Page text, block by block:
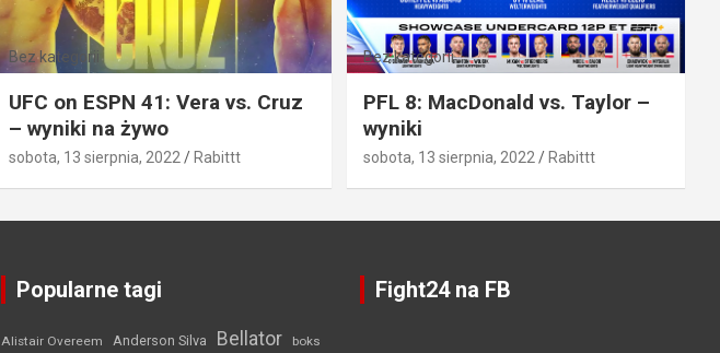
Bez kategorii
UFC on ESPN 41: Vera vs. Cruz
– wyniki na żywo
sobota, 13 sierpnia, 2022 Rabittt
Bez kategorii
PFL 8: MacDonald vs. Taylor –
wyniki
sobota, 13 sierpnia, 2022 Rabittt
Popularne tagi
Alistair Overeem Anderson Silva Bellator boks
Fight24 na FB